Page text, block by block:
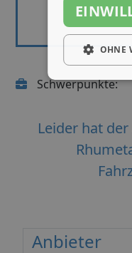
Schwerpunkte:
Leider hat
Anbieter
OHNE